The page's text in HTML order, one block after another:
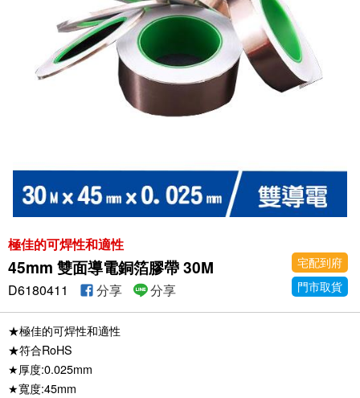
極佳的可焊性和適性
45mm 雙面導電銅箔膠帶 30M
宅配到府
門市取貨
D6180411 分享 分享
★極佳的可焊性和適性
★符合RoHS
★厚度:0.025mm
★寬度:45mm